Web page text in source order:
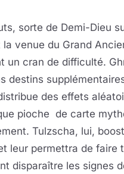
sorte de Demi-Dieu
la venue du Grand
un cran de difficulté.
destins
des effets
pioche de carte
Tulzscha, lui,
leur permettra de faire
disparaître les signes